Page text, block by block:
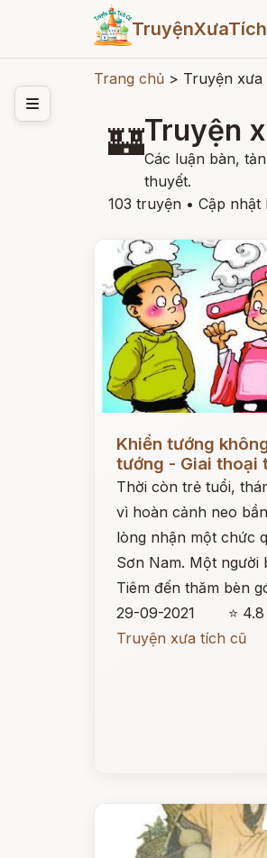
Trang chủ > Truyện xưa
🏰Truyện
Các luận bàn,
thuyết.
103 truyện • Cập nhật
Đọc ngay
Khiển tướng
tướng - Giai thoại
Thời còn trẻ tuổi,
vì hoàn cảnh neo
lòng nhận một chức
Sơn Nam. Một người
Tiêm đến thăm bèn
29-09-2021
⭐ 4.8
Truyện xưa tích cũ